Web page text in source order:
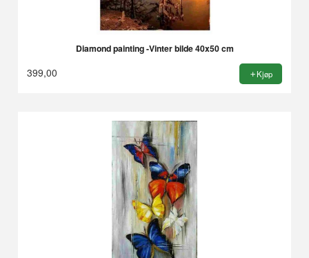
Diamond painting -Vinter bilde 40x50 cm
399,00 Kjøp